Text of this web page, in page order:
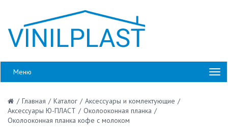
Меню
/ Главная / Каталог / Аксессуары и комлектующие /
Аксессуары Ю-ПЛАСТ / Околооконная планка /
Околооконная планка кофе с молоком